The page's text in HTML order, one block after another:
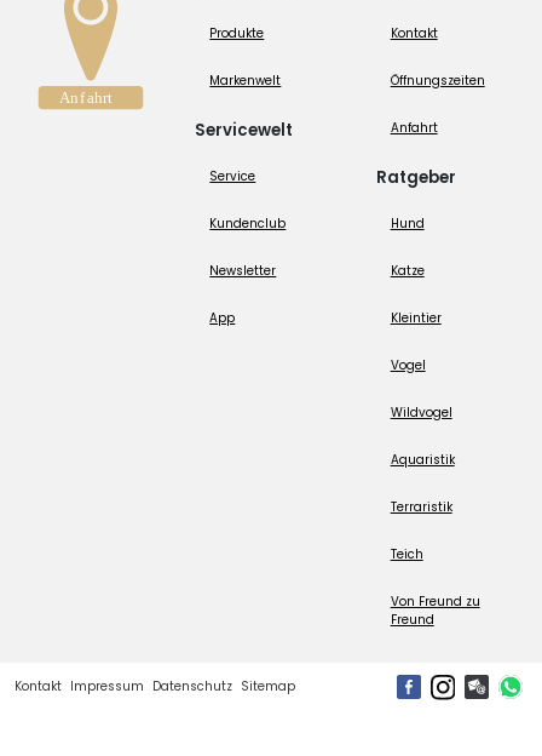
Produkte
Markenwelt
Servicewelt
Service
Kundenclub
Newsletter
App
Kontakt
Öffnungszeiten
Anfahrt
Ratgeber
Hund
Katze
Kleintier
Vogel
Wildvogel
Aquaristik
Terraristik
Teich
Von Freund zu
Freund
Kontakt Impressum Datenschutz Sitemap